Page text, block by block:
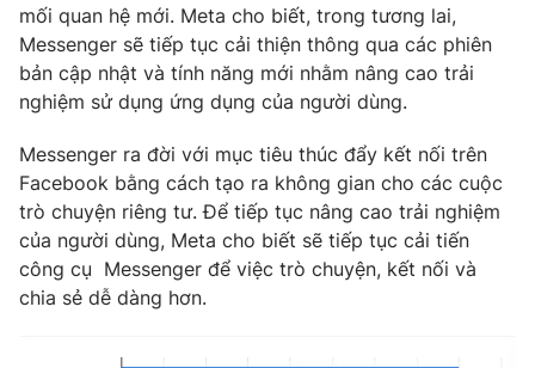
mối quan hệ mới. Meta cho biết, trong tương lai,
Messenger sẽ tiếp tục cải thiện thông qua các phiên
bản cập nhật và tính năng mới nhằm nâng cao trải
nghiệm sử dụng ứng dụng của người dùng.
Messenger ra đời với mục tiêu thúc đẩy kết nối trên
Facebook bằng cách tạo ra không gian cho các cuộc
trò chuyện riêng tư. Để tiếp tục nâng cao trải nghiệm
của người dùng, Meta cho biết sẽ tiếp tục cải tiến
công cụ Messenger để việc trò chuyện, kết nối và
chia sẻ dễ dàng hơn.